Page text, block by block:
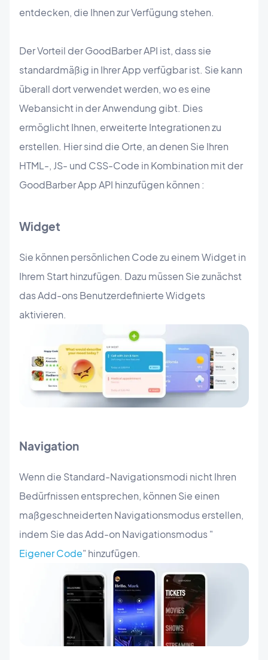
entdecken, die Ihnen zur Verfügung stehen.
Der Vorteil der GoodBarber API ist, dass sie
standardmäßig in Ihrer App verfügbar ist. Sie kann
überall dort verwendet werden, wo es eine
Webansicht in der Anwendung gibt. Dies
ermöglicht Ihnen, erweiterte Integrationen zu
erstellen. Hier sind die Orte, an denen Sie Ihren
HTML-, JS- und CSS-Code in Kombination mit der
GoodBarber App API hinzufügen können :
Widget
Sie können persönlichen Code zu einem Widget in
Ihrem Start hinzufügen. Dazu müssen Sie zunächst
das Add-ons Benutzerdefinierte Widgets
aktivieren.
Navigation
Wenn die Standard-Navigationsmodi nicht Ihren
Bedürfnissen entsprechen, können Sie einen
maßgeschneiderten Navigationsmodus erstellen,
indem Sie das Add-on Navigationsmodus "
Eigener Code" hinzufügen.